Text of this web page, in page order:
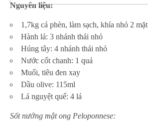
Nguyên liệu:
1,7kg cá phèn, làm sạch, khía nhỏ 2 mặt
Hành lá: 3 nhánh thái nhỏ
Húng tây: 4 nhánh thái nhỏ
Nước cốt chanh: 1 quả
Muối, tiêu đen xay
Dầu olive: 115ml
Lá nguyệt quế: 4 lá
Sốt nướng mật ong Peloponnese: